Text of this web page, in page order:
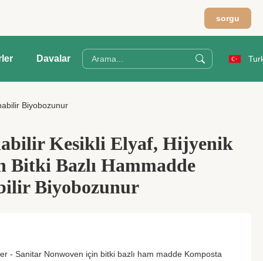
sorgu
Davalar
Biyobozunur
Kesikli Elyaf, Hijyenik
Bitki Bazlı Hammadde
Biyobozunur
- Sanitar Nonwoven için bitki bazlı ham madde Komposta